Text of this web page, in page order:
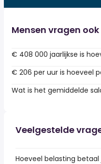
Mensen vragen ook
€ 408 000 jaarlijkse is
€ 206 per uur is hoeveel
Wat is het gemiddelde
Veelgestelde
Hoeveel belasting